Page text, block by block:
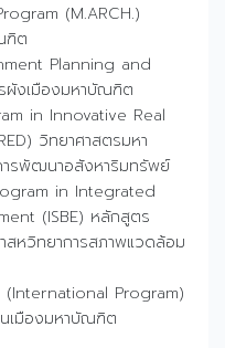
(M.ARCH.)
ฑิต
Planning and
ผังเมืองมหาบัณฑิต
in Innovative Real
วิทยาศาสตรมหา
รพัฒนาอสังหาริมทรัพย์
in Integrated
(ISBE) หลักสูตร
หวิทยาการสภาพแวดล้อม
Program)
เมืองมหาบัณฑิต